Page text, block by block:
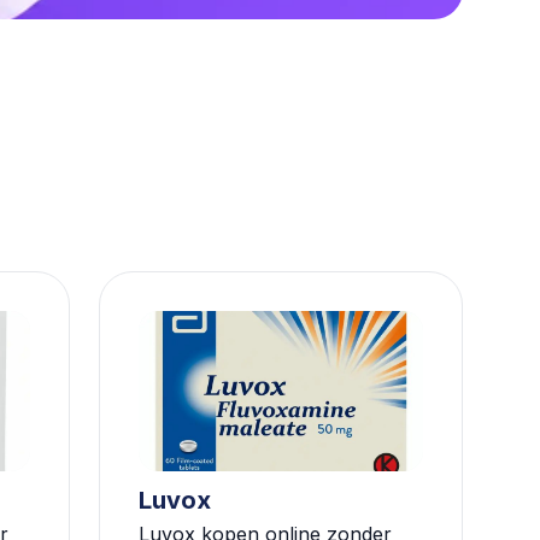
Luvox
Luvox kopen online zonder